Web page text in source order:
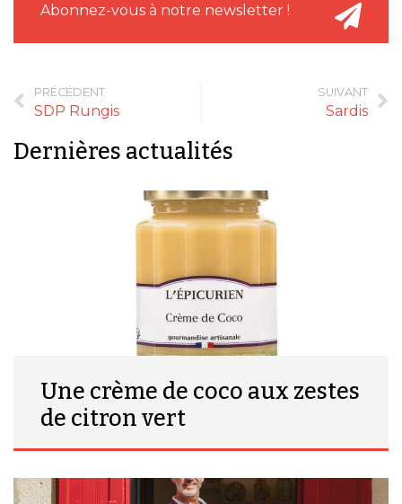
Abonnez-vous à notre newsletter !
PRÉCÉDENT
SDP Rungis
SUIVANT
Sardis
Dernières actualités
Une crème de coco aux zestes
de citron vert